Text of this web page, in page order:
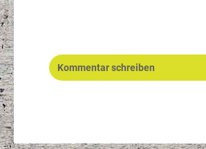
Kommentar schreiben